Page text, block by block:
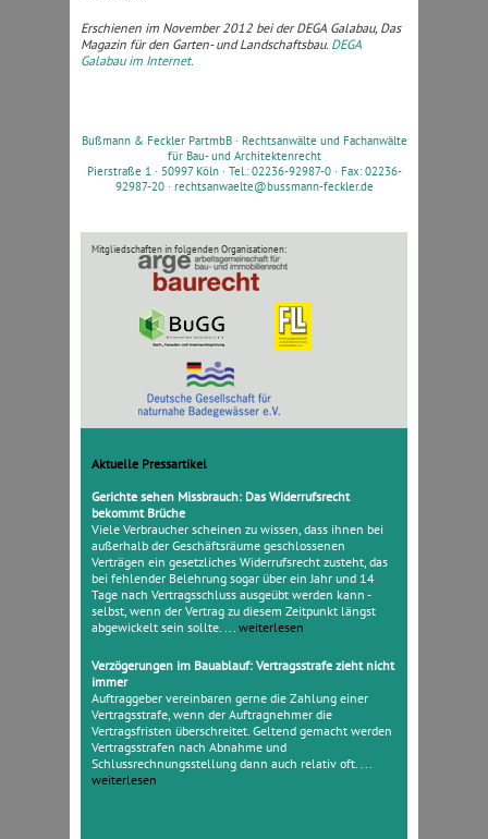
Erschienen im November 2012 bei der DEGA Galabau, Das
Magazin für den Garten- und Landschaftsbau. DEGA
Galabau im Internet.
Bußmann & Feckler PartmbB · Rechtsanwälte und Fachanwälte
für Bau- und Architektenrecht
Pierstraße 1 · 50997 Köln · Tel.: 02236-92987-0 · Fax: 02236-
92987-20 · rechtsanwaelte@bussmann-feckler.de
Mitgliedschaften in folgenden Organisationen:
Aktuelle Pressartikel
Gerichte sehen Missbrauch: Das Widerrufsrecht
bekommt Brüche
Viele Verbraucher scheinen zu wissen, dass ihnen bei
außerhalb der Geschäftsräume geschlossenen
Verträgen ein gesetzliches Widerrufsrecht zusteht, das
bei fehlender Belehrung sogar über ein Jahr und 14
Tage nach Vertragsschluss ausgeübt werden kann -
selbst, wenn der Vertrag zu diesem Zeitpunkt längst
abgewickelt sein sollte. ... weiterlesen
Verzögerungen im Bauablauf: Vertragsstrafe zieht nicht
immer
Auftraggeber vereinbaren gerne die Zahlung einer
Vertragsstrafe, wenn der Auftragnehmer die
Vertragsfristen überschreitet. Geltend gemacht werden
Vertragsstrafen nach Abnahme und
Schlussrechnungsstellung dann auch relativ oft. ...
weiterlesen